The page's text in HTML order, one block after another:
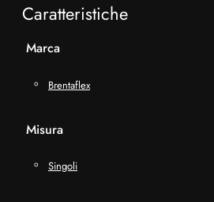
Caratteristiche
Marca
Brentaflex
Misura
Singoli